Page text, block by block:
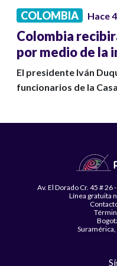
COLOMBIA Hace
Colombia
por medio de la
El presidente Iván
funcionarios de la
Av. El Dorado Cr. 45 #
Línea gratuita